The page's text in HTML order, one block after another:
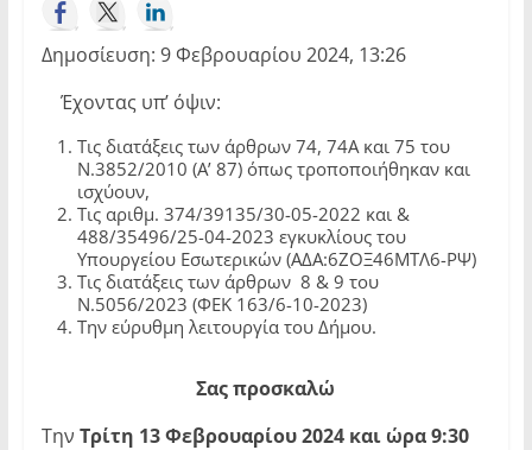
Δημοσίευση: 9 Φεβρουαρίου 2024, 13:26
Έχοντας υπ’ όψιν:
Τις διατάξεις των άρθρων 74, 74Α και 75 του
Ν.3852/2010 (Α’ 87) όπως τροποποιήθηκαν και
ισχύουν,
Τις αριθμ. 374/39135/30-05-2022 και &
488/35496/25-04-2023 εγκυκλίους του
Υπουργείου Εσωτερικών (ΑΔΑ:6ΖΟΞ46ΜΤΛ6-ΡΨ)
Τις διατάξεις των άρθρων 8 & 9 του
Ν.5056/2023 (ΦΕΚ 163/6-10-2023)
Την εύρυθμη λειτουργία του Δήμου.
Σας προσκαλώ
Την Τρίτη 13 Φεβρουαρίου 2024 και ώρα 9:30